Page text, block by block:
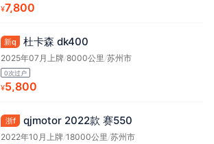
¥7,800
新q 杜卡森 dk400
2025年07月上牌/8000公里/苏州市
0次过户
¥5,800
浙f qjmotor 2022款 赛550
2022年10月上牌/18000公里 /苏州市